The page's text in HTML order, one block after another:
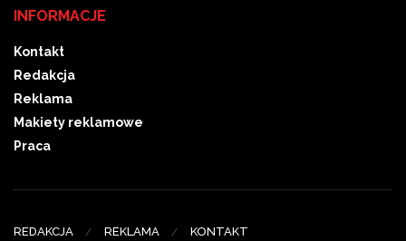
INFORMACJE
Kontakt
Redakcja
Reklama
Makiety reklamowe
Praca
REDAKCJA REKLAMA KONTAKT